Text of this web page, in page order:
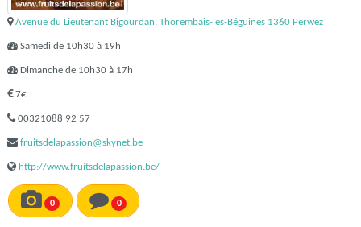
Avenue du Lieutenant Bigourdan, Thorembais-les-Béguines 1360 Perwez
Samedi de 10h30 à 19h
Dimanche de 10h30 à 17h
7€
00321088 92 57
fruitsdelapassion@skynet.be
http://www.fruitsdelapassion.be/
0 0